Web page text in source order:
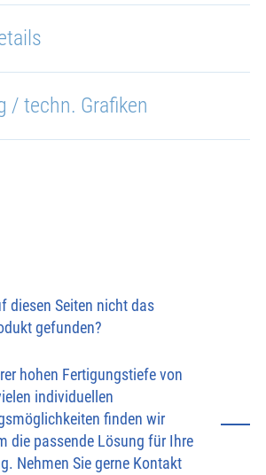
/ techn. Grafiken
diesen Seiten nicht das
gefunden?
hohen Fertigungstiefe von
individuellen
finden wir
die passende Lösung für Ihre
Nehmen Sie gerne Kontakt